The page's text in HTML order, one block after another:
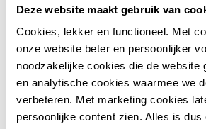
Deze website maakt gebruik van
Cookies, lekker en functioneel. Met
onze website beter en persoonlijker
noodzakelijke cookies die de website
en analytische cookies waarmee we
verbeteren. Met marketing cookies
persoonlijke content zien. Alles is dus